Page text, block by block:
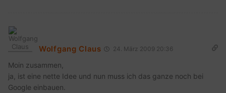
Wolfgang Claus 24. März 2009 20:36
Moin zusammen,
ja, ist eine nette Idee und nun muss ich das ganze noch bei
Google einbauen.